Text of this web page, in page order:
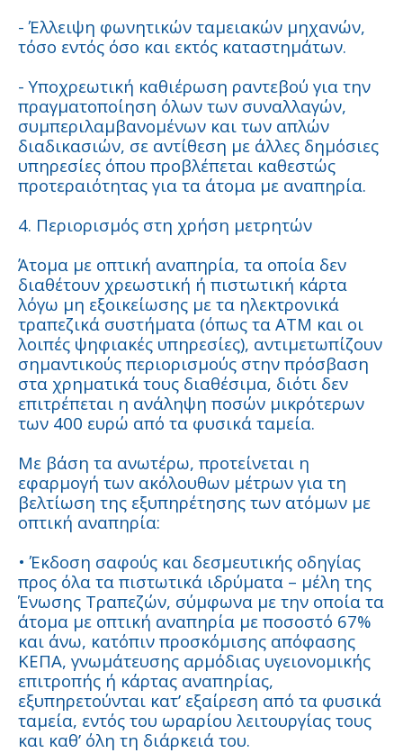
- Έλλειψη φωνητικών ταμειακών μηχανών,
τόσο εντός όσο και εκτός καταστημάτων.
- Υποχρεωτική καθιέρωση ραντεβού για την
πραγματοποίηση όλων των συναλλαγών,
συμπεριλαμβανομένων και των απλών
διαδικασιών, σε αντίθεση με άλλες δημόσιες
υπηρεσίες όπου προβλέπεται καθεστώς
προτεραιότητας για τα άτομα με αναπηρία.
4. Περιορισμός στη χρήση μετρητών
Άτομα με οπτική αναπηρία, τα οποία δεν
διαθέτουν χρεωστική ή πιστωτική κάρτα
λόγω μη εξοικείωσης με τα ηλεκτρονικά
τραπεζικά συστήματα (όπως τα ΑΤΜ και οι
λοιπές ψηφιακές υπηρεσίες), αντιμετωπίζουν
σημαντικούς περιορισμούς στην πρόσβαση
στα χρηματικά τους διαθέσιμα, διότι δεν
επιτρέπεται η ανάληψη ποσών μικρότερων
των 400 ευρώ από τα φυσικά ταμεία.
Με βάση τα ανωτέρω, προτείνεται η
εφαρμογή των ακόλουθων μέτρων για τη
βελτίωση της εξυπηρέτησης των ατόμων με
οπτική αναπηρία:
• Έκδοση σαφούς και δεσμευτικής οδηγίας
προς όλα τα πιστωτικά ιδρύματα – μέλη της
Ένωσης Τραπεζών, σύμφωνα με την οποία τα
άτομα με οπτική αναπηρία με ποσοστό 67%
και άνω, κατόπιν προσκόμισης απόφασης
ΚΕΠΑ, γνωμάτευσης αρμόδιας υγειονομικής
επιτροπής ή κάρτας αναπηρίας,
εξυπηρετούνται κατ’ εξαίρεση από τα φυσικά
ταμεία, εντός του ωραρίου λειτουργίας τους
και καθ’ όλη τη διάρκειά του.